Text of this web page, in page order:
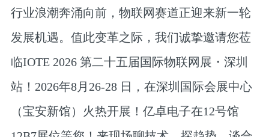
行业浪潮奔涌向前，物联网赛道正迎来新一轮
发展机遇。值此变革之际，我们诚挚邀请您莅
临IOTE 2026 第二十五届国际物联网展・深圳
站！2026年8月26-28 日，在深圳国际会展中心
（宝安新馆）火热开展！亿卓电子在12号馆